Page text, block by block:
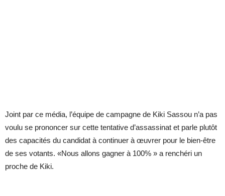
Joint par ce média, l’équipe de campagne de Kiki Sassou n’a pas
voulu se prononcer sur cette tentative d’assassinat et parle plutôt
des capacités du candidat à continuer à œuvrer pour le bien-être
de ses votants. «Nous allons gagner à 100% » a renchéri un
proche de Kiki.